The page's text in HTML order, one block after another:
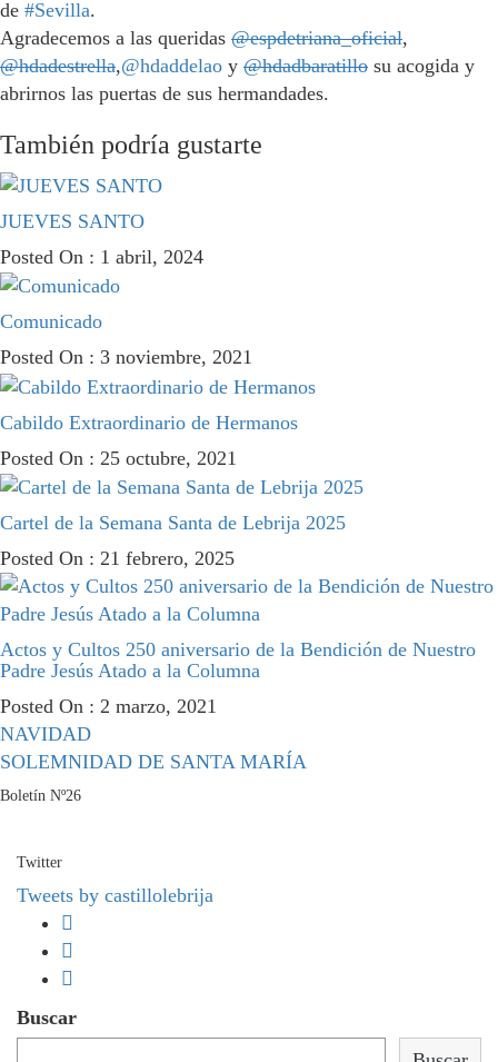
de #Sevilla.
Agradecemos a las queridas @espdetriana_oficial,
@hdadestrella,@hdaddelao y @hdadbaratillo su acogida y
abrirnos las puertas de sus hermandades.
También podría gustarte
JUEVES SANTO
Posted On : 1 abril, 2024
Comunicado
Posted On : 3 noviembre, 2021
Cabildo Extraordinario de Hermanos
Posted On : 25 octubre, 2021
Cartel de la Semana Santa de Lebrija 2025
Posted On : 21 febrero, 2025
Actos y Cultos 250 aniversario de la Bendición de Nuestro
Padre Jesús Atado a la Columna
Posted On : 2 marzo, 2021
Navegación
de
entradas
Entrada
anterior:
NAVIDAD
Entrada
siguiente:
SOLEMNIDAD DE SANTA MARÍA
Boletín Nº26
Twitter
Tweets by castillolebrija
Buscar